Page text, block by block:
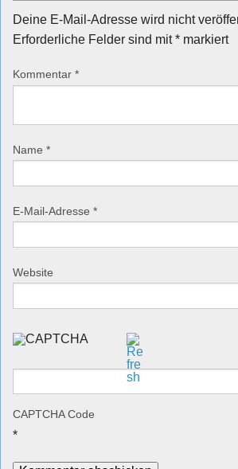
Deine E-Mail-Adresse wird nicht
Erforderliche Felder sind mit* markiert
Kommentar *
Name *
E-Mail-Adresse *
Website
CAPTCHA Code
*